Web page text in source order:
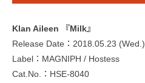
Klan Aileen 『Milk』
Release Date：2018.05.23 (Wed.)
Label：MAGNIPH / Hostess
Cat.No.：HSE-8040